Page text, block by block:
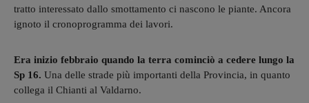
tratto interessato dallo smottamento ci nascono le piante. Ancora
ignoto il cronoprogramma dei lavori.
Era inizio febbraio quando la terra cominciò a cedere lungo la
Sp 16. Una delle strade più importanti della Provincia, in quanto
collega il Chianti al Valdarno.